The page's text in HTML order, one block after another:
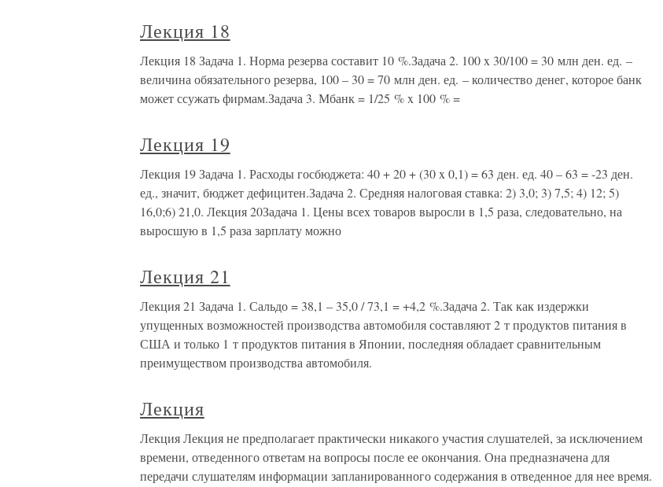
Лекция 18
Лекция 18 Задача 1. Норма резерва составит 10 %.Задача 2. 100 x 30/100 = 30 млн ден. ед. –
величина обязательного резерва, 100 – 30 = 70 млн ден. ед. – количество денег, которое банк
может ссужать фирмам.Задача 3. Мбанк = 1/25 % x 100 % =
Лекция 19
Лекция 19 Задача 1. Расходы госбюджета: 40 + 20 + (30 x 0,1) = 63 ден. ед. 40 – 63 = -23 ден.
ед., значит, бюджет дефицитен.Задача 2. Средняя налоговая ставка: 2) 3,0; 3) 7,5; 4) 12; 5)
16,0;6) 21,0. Лекция 20Задача 1. Цены всех товаров выросли в 1,5 раза, следовательно, на
выросшую в 1,5 раза зарплату можно
Лекция 21
Лекция 21 Задача 1. Сальдо = 38,1 – 35,0 / 73,1 = +4,2 %.Задача 2. Так как издержки
упущенных возможностей производства автомобиля составляют 2 т продуктов питания в
США и только 1 т продуктов питания в Японии, последняя обладает сравнительным
преимуществом производства автомобиля.
Лекция
Лекция Лекция не предполагает практически никакого участия слушателей, за исключением
времени, отведенного ответам на вопросы после ее окончания. Она предназначена для
передачи слушателям информации запланированного содержания в отведенное для нее время.